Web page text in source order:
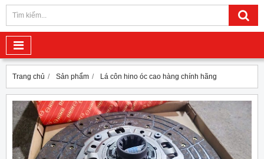
Trang chủ Sản phẩm Lá côn hino óc cao hàng chính hãng